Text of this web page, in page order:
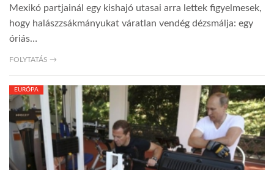
LINKTR.EE
GLOBOZSARU
DOBRAVERO.HU
LATIMO.HU
Mexikó partjainál egy kishajó utasai arra lettek figyelmesek,
hogy halászzsákmányukat váratlan vendég dézsmálja: egy
óriás…
FOLYTATÁS →
EURÓPA